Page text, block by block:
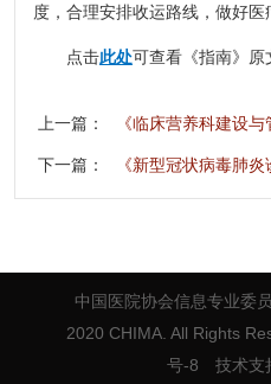
度，合理安排收运路线，做好医
点击此处可查看《指南》原
上一篇： 《临床营养科建设
下一篇： 《新型冠状病毒肺
中国医院协会信息专业委
2020 CHIMA. All Rights
号-8 技术支